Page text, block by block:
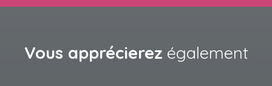
Vous apprécierez également